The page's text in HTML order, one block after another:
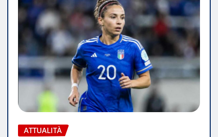
ATTUALITÀ